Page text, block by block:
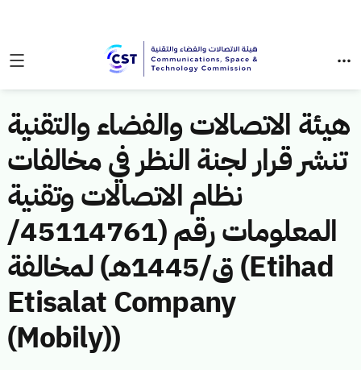
هيئة الاتصالات والفضاء والتقنية
تنشر قرار لجنة النظر في مخالفات
نظام الاتصالات وتقنية
المعلومات رقم (45114761/
ق/1445هـ) لمخالفة (Etihad
Etisalat Company
(Mobily))